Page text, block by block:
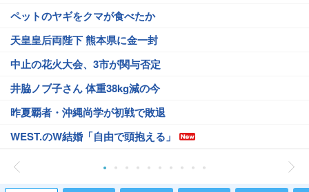
ペットのヤギをクマが食べたか
天皇皇后両陛下 熊本県に金一封
中止の花火大会、3市が関与否定
井脇ノブ子さん 体重38kg減の今
昨夏覇者・沖縄尚学が初戦で敗退
WEST.のW結婚「自由で頭抱える」